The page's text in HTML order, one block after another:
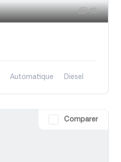
15
Automatique Diesel
Comparer